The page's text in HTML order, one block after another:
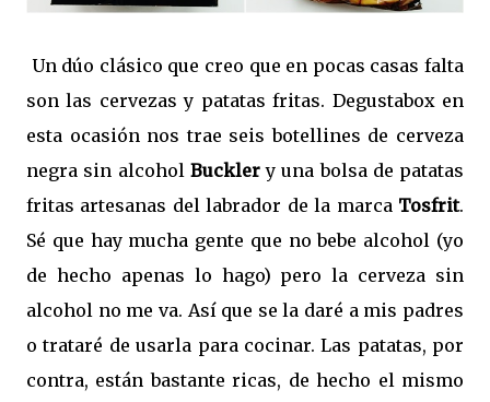
Un dúo clásico que creo que en pocas casas falta
son las cervezas y patatas fritas. Degustabox en
esta ocasión nos trae seis botellines de cerveza
negra sin alcohol Bucklery una bolsa de patatas
fritas artesanas del labrador de la marca Tosfrit.
Sé que hay mucha gente que no bebe alcohol (yo
de hecho apenas lo hago) pero la cerveza sin
alcohol no me va. Así que se la daré a mis padres
o trataré de usarla para cocinar. Las patatas, por
contra, están bastante ricas, de hecho el mismo